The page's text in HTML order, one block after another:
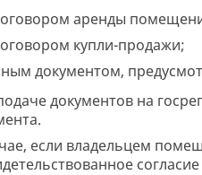
аренды
купли-продажи;
документом,
документов на
если владельцем